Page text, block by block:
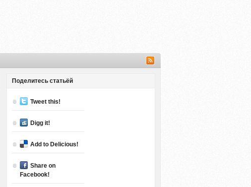
Поделитесь статьёй
Tweet this!
Digg it!
Add to Delicious!
Share on
Facebook!